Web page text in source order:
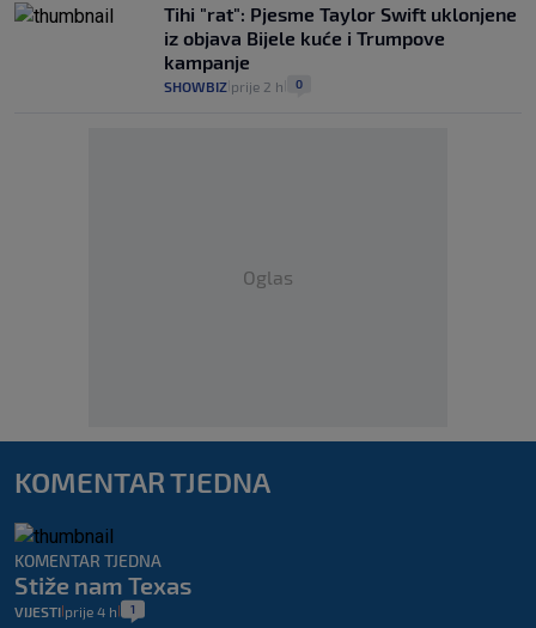
Tihi "rat": Pjesme Taylor Swift uklonjene
iz objava Bijele kuće i Trumpove
kampanje
SHOWBIZ prije 2 h 0
Oglas
KOMENTAR TJEDNA
KOMENTAR TJEDNA
Stiže nam Texas
VIJESTI prije 4 h 1